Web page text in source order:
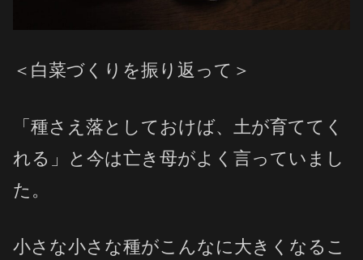
＜白菜づくりを振り返って＞
「種さえ落としておけば、土が育ててく
れる」と今は亡き母がよく言っていまし
た。
小さな小さな種がこんなに大きくなるこ